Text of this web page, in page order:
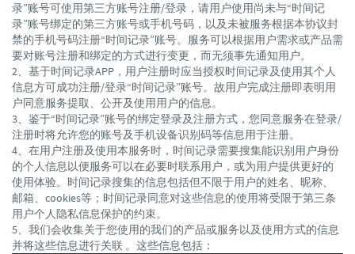
录”账号可使用第三方账号注册/登录，请用户使用尚未与“时间记
录”账号绑定的第三方账号或手机号码，以及未被服务根据本协议封
禁的手机号码注册“时间记录”账号。服务可以根据用户需求或产品需
要对账号注册和绑定的方式进行变更，而无须事先通知用户。
2、基于时间记录APP，用户注册时应当授权时间记录及使用其个人
信息方可成功注册/登录“时间记录”账号。故用户完成注册即表明用
户同意服务提取、公开及使用用户的信息。
3、鉴于“时间记录”账号的绑定登录及注册方式，您同意服务在登录/
注册时将允许您的账号及手机设备识别码等信息用于注册。
4、在用户注册及使用本服务时，时间记录需要搜集能识别用户身份
的个人信息以便服务可以在必要时联系用户，或为用户提供更好的
使用体验。时间记录搜集的信息包括但不限于用户的姓名、昵称、
邮箱、cookies等；时间记录同意对这些信息的使用将受限于第三条
用户个人隐私信息保护的约束。
5、我们会收集关于您使用的我们的产品或服务以及使用方式的信息
并将这些信息进行关联 。这些信息包括：